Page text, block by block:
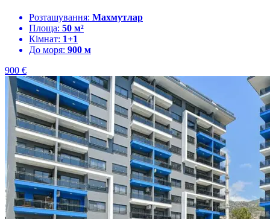
Розташування: Махмутлар
Площа: 50 м²
Кімнат: 1+1
До моря: 900 м
900 €